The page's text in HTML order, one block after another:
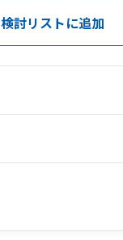
検討リストに追加